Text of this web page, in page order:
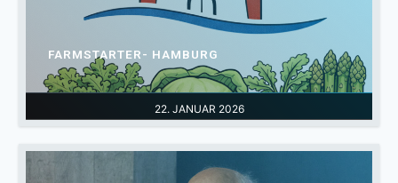
22. JANUAR 2026
FARMSTARTER- HAMBURG